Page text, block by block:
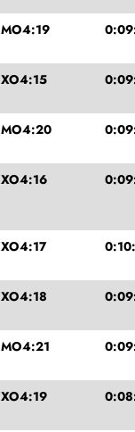
MO4:19
XO4:15
MO4:20
XO4:16
XO4:17
XO4:18
MO4:21
XO4:19